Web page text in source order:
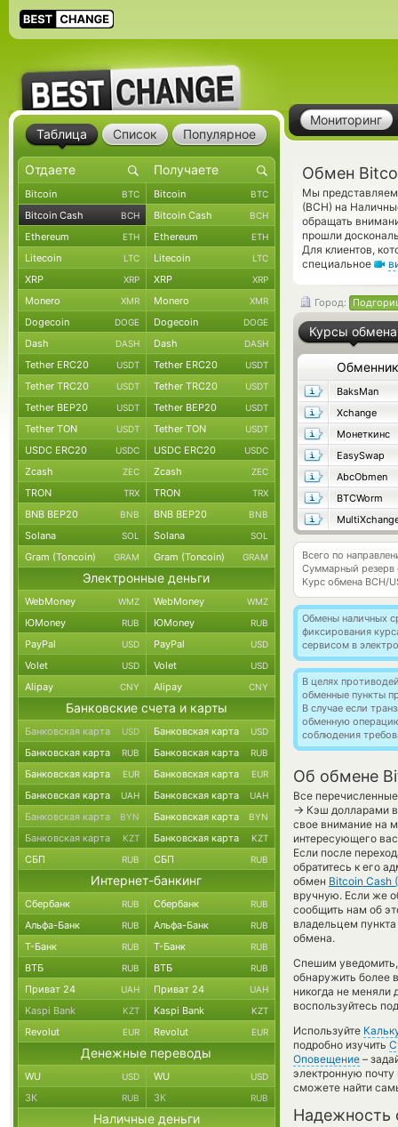
Мониторинг
Обмен
Мы представляем
(BCH) на
обращать
прошли
Для клиентов,
специальное
Город:
Курсы обмена
Обменник
BaksMan
Xchange
Монеткинс
EasySwap
AbcObmen
BTCWorm
Всего по
Суммарный резерв
Курс обмена BCH/
Обмены наличных
фиксирования
сервисом в
В целях
обменные пункты
В случае если
обменную
соблюдения
Об обмене
Все
→ Кэш долларами
свое внимание на
интересующего
Если после
обратитесь к его
обмен Bitcoin Cash
вручную. Если же
сообщить нам об
владельцем
обмена.
Спешим
обнаружить более
никогда не меняли
воспользуйтесь
Используйте
подробно изучить
Оповещение –
электронную
сможете найти
Надежность
Таблица Список Популярное
Bitcoin BTC Bitcoin BTC
Bitcoin Cash BCH Bitcoin Cash BCH
Ethereum ETH Ethereum ETH
Litecoin LTC Litecoin LTC
XRP XRP XRP XRP
Monero XMR Monero XMR
Dogecoin DOGE Dogecoin DOGE
Dash DASH Dash DASH
Tether ERC20 USDT Tether ERC20 USDT
Tether TRC20 USDT Tether TRC20 USDT
Tether BEP20 USDT Tether BEP20 USDT
Tether TON USDT Tether TON USDT
USDC ERC20 USDC USDC ERC20 USDC
Zcash ZEC Zcash ZEC
TRON TRX TRON TRX
BNB BEP20 BNB BNB BEP20 BNB
Solana SOL Solana SOL
Gram (Toncoin) GRAM Gram (Toncoin) GRAM
Электронные деньги
WebMoney WMZ WebMoney WMZ
ЮMoney RUB ЮMoney RUB
PayPal USD PayPal USD
Volet USD Volet USD
Alipay CNY Alipay CNY
Банковские счета и карты
Банковская карта USD Банковская карта USD
Банковская карта RUB Банковская карта RUB
Банковская карта EUR Банковская карта EUR
Банковская карта UAH Банковская карта UAH
Банковская карта BYN Банковская карта BYN
Банковская карта KZT Банковская карта KZT
СБП RUB СБП RUB
Интернет-банкинг
Сбербанк RUB Сбербанк RUB
Альфа-Банк RUB Альфа-Банк RUB
Т-Банк RUB Т-Банк RUB
ВТБ RUB ВТБ RUB
Приват 24 UAH Приват 24 UAH
Kaspi Bank KZT Kaspi Bank KZT
Revolut EUR Revolut EUR
Денежные переводы
WU USD WU USD
ЗК RUB ЗК RUB
Наличные деньги